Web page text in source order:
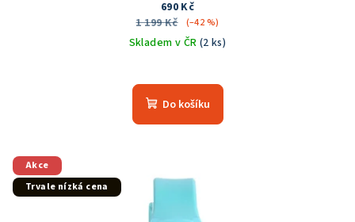
690 Kč
1 199 Kč
(–42 %)
Skladem v ČR (2 ks)
hodnocení
produktu
hvězdiček.
Do košíku
Akce
Trvale nízká cena